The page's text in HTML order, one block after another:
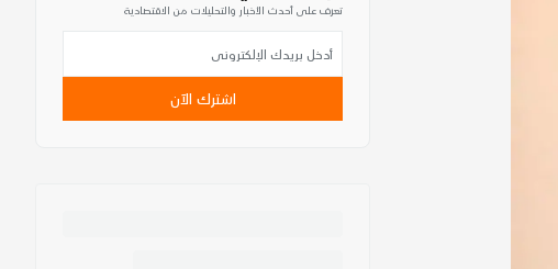
تعرف على أحدث الأخبار والتحليلات من الاقتصادية
اشترك الآن